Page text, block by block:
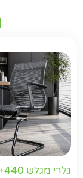
גלרי מגלש 440+מעמ